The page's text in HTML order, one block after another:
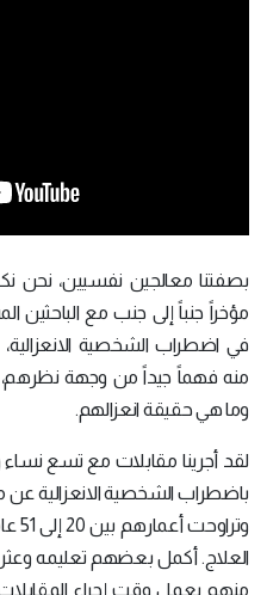
بصفتنا معالجين نفسيين، نحن
مؤخراً جنباً إلى جنب مع الباحثين
في اضطراب الشخصية
منه فهماً جيداً من وجهة نظرهم،
وما هي حقيقة انعزالهم.
لقد أجرينا مقابلات مع تسع
باضطراب الشخصية الانعزالية
العلاج. أكمل بعضهم تعليمه
منهم يعمل وقت إجراء